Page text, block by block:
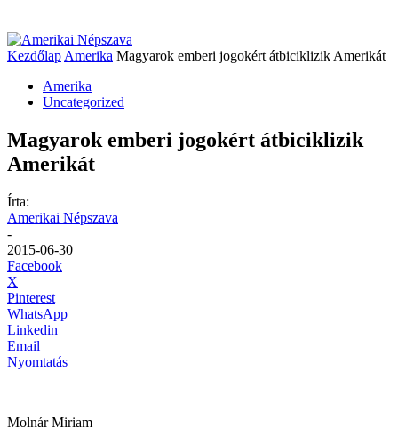
Kezdőlap Amerika Magyarok emberi jogokért átbiciklizik Amerikát
Amerika
Uncategorized
Magyarok emberi jogokért átbiciklizik
Amerikát
Írta:
Amerikai Népszava
-
2015-06-30
Facebook
X
Pinterest
WhatsApp
Linkedin
Email
Nyomtatás
Molnár Miriam